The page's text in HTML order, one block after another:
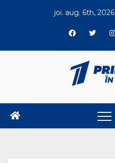
joi. aug. 6th, 2026